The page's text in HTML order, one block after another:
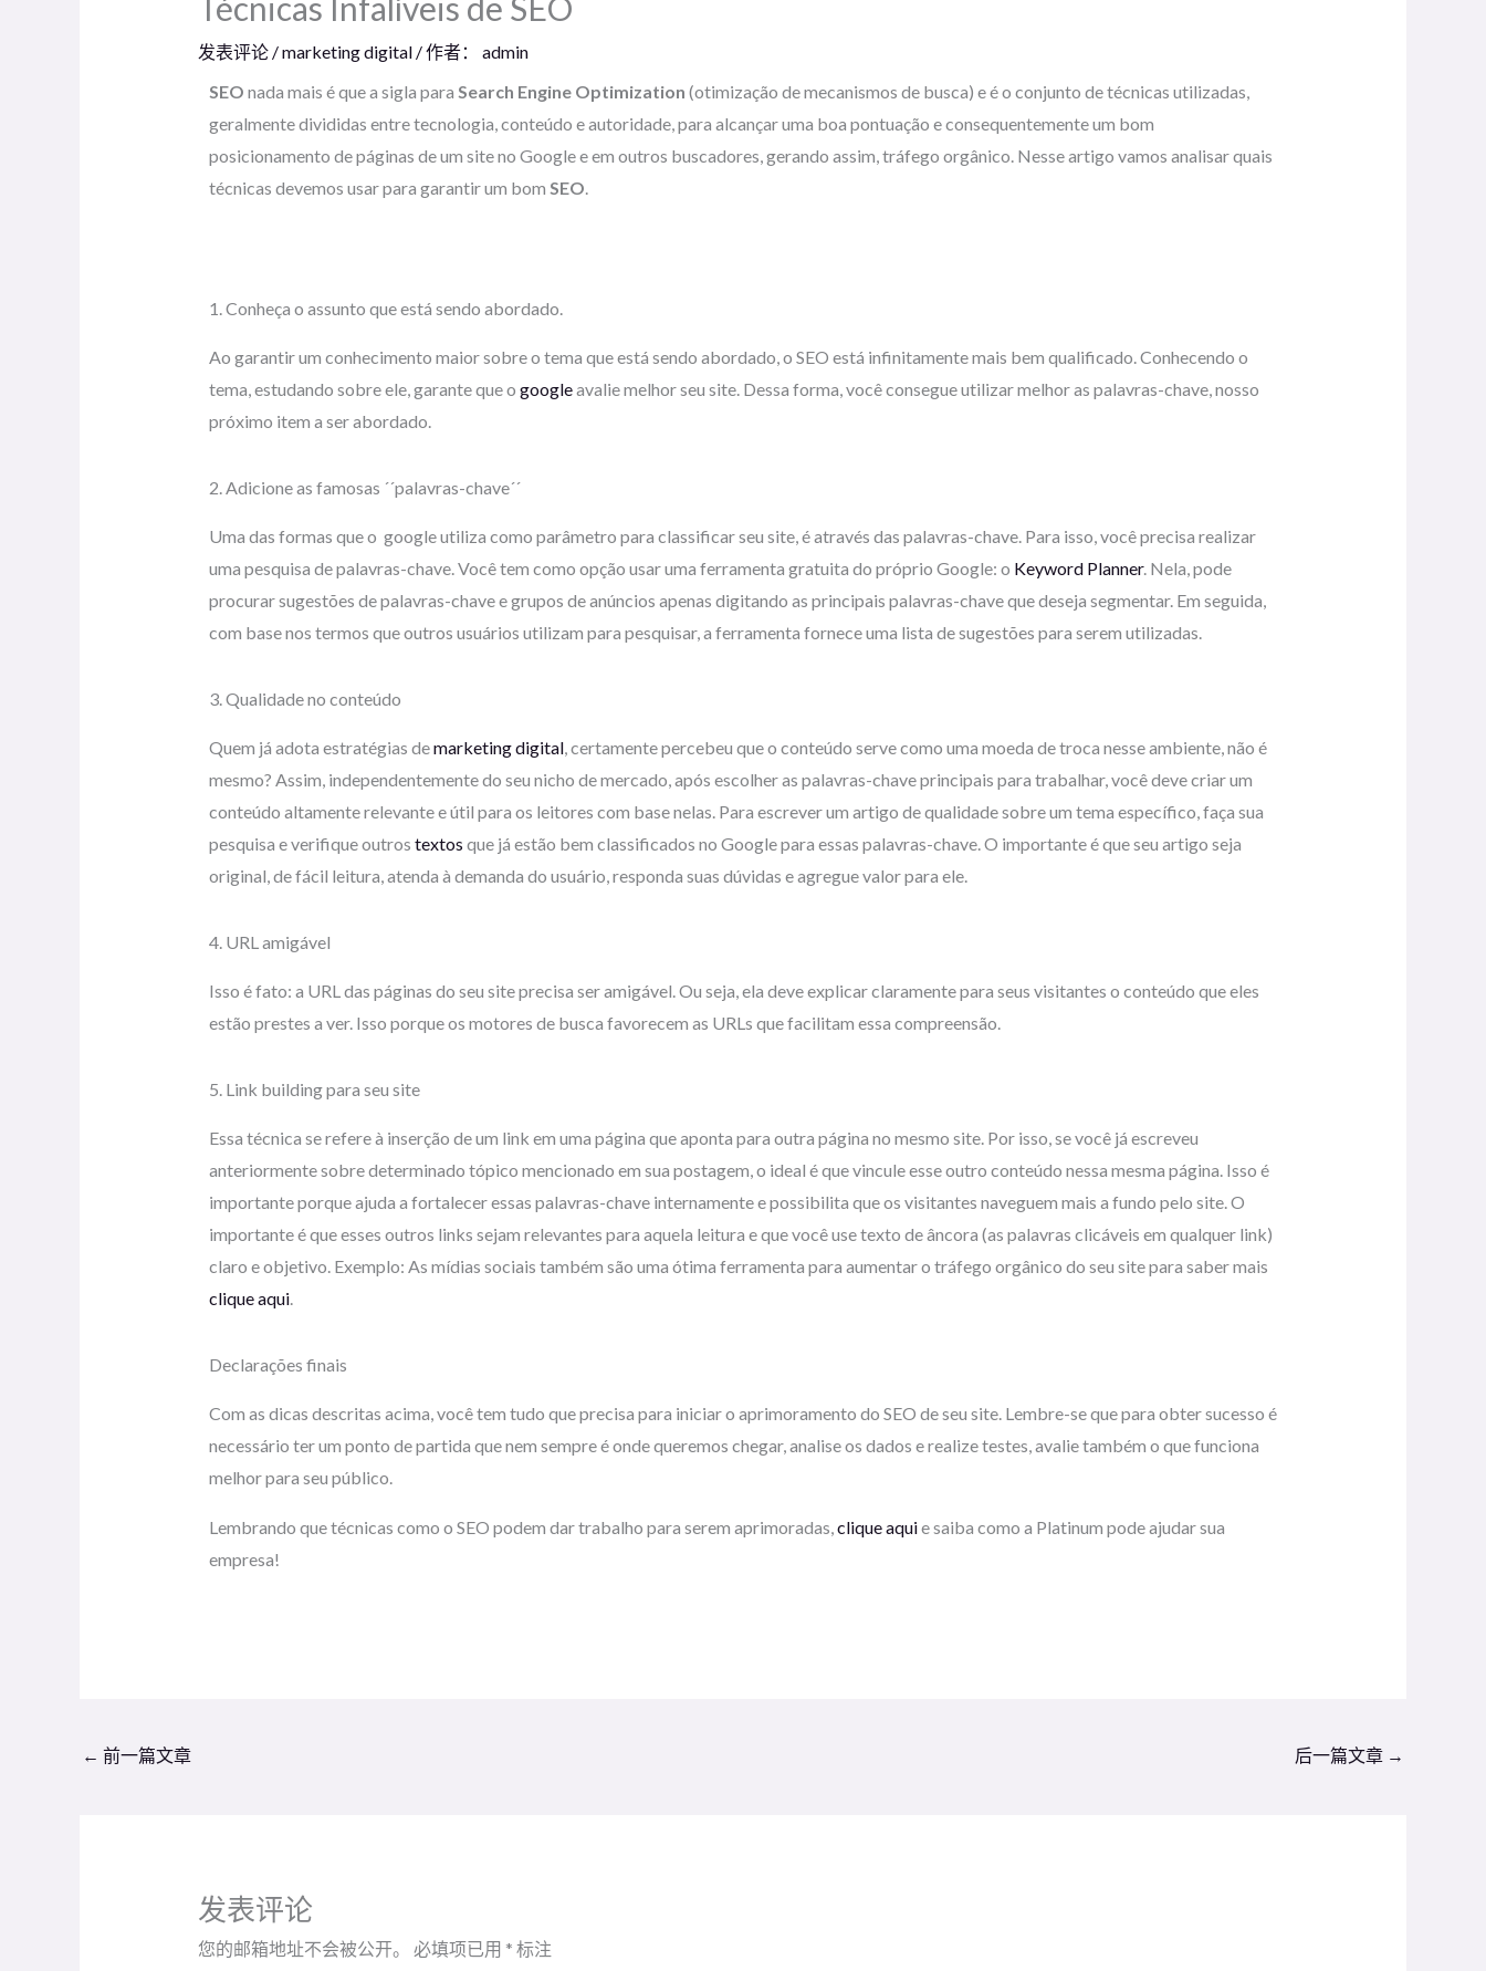
Técnicas Infalíveis de SEO
发表评论 /marketing digital/ 作者：
admin
SEO nada mais é que a sigla para Search Engine Optimization (otimização de mecanismos de busca) e é o conjunto de técnicas utilizadas,
geralmente divididas entre tecnologia, conteúdo e autoridade, para alcançar uma boa pontuação e consequentemente um bom
posicionamento de páginas de um site no Google e em outros buscadores, gerando assim, tráfego orgânico. Nesse artigo vamos analisar quais
técnicas devemos usar para garantir um bom SEO.
1. Conheça o assunto que está sendo abordado.
Ao garantir um conhecimento maior sobre o tema que está sendo abordado, o SEO está infinitamente mais bem qualificado. Conhecendo o
tema, estudando sobre ele, garante que o googleavalie melhor seu site. Dessa forma, você consegue utilizar melhor as palavras-chave, nosso
próximo item a ser abordado.
2. Adicione as famosas ´´palavras-chave´´
Uma das formas que o google utiliza como parâmetro para classificar seu site, é através das palavras-chave. Para isso, você precisa realizar
uma pesquisa de palavras-chave. Você tem como opção usar uma ferramenta gratuita do próprio Google: o Keyword Planner. Nela, pode
procurar sugestões de palavras-chave e grupos de anúncios apenas digitando as principais palavras-chave que deseja segmentar. Em seguida,
com base nos termos que outros usuários utilizam para pesquisar, a ferramenta fornece uma lista de sugestões para serem utilizadas.
3. Qualidade no conteúdo
Quem já adota estratégias demarketing digital, certamente percebeu que o conteúdo serve como uma moeda de troca nesse ambiente, não é
mesmo? Assim, independentemente do seu nicho de mercado, após escolher as palavras-chave principais para trabalhar, você deve criar um
conteúdo altamente relevante e útil para os leitores com base nelas. Para escrever um artigo de qualidade sobre um tema específico, faça sua
pesquisa e verifique outros textos que já estão bem classificados no Google para essas palavras-chave. O importante é que seu artigo seja
original, de fácil leitura, atenda à demanda do usuário, responda suas dúvidas e agregue valor para ele.
4. URL amigável
Isso é fato: a URL das páginas do seu site precisa ser amigável. Ou seja, ela deve explicar claramente para seus visitantes o conteúdo que eles
estão prestes a ver. Isso porque os motores de busca favorecem as URLs que facilitam essa compreensão.
5. Link building para seu site
Essa técnica se refere à inserção de um link em uma página que aponta para outra página no mesmo site. Por isso, se você já escreveu
anteriormente sobre determinado tópico mencionado em sua postagem, o ideal é que vincule esse outro conteúdo nessa mesma página. Isso é
importante porque ajuda a fortalecer essas palavras-chave internamente e possibilita que os visitantes naveguem mais a fundo pelo site. O
importante é que esses outros links sejam relevantes para aquela leitura e que você use texto de âncora (as palavras clicáveis em qualquer link)
claro e objetivo. Exemplo: As mídias sociais também são uma ótima ferramenta para aumentar o tráfego orgânico do seu site para saber mais
clique aqui.
Declarações finais
Com as dicas descritas acima, você tem tudo que precisa para iniciar o aprimoramento do SEO de seu site. Lembre-se que para obter sucesso é
necessário ter um ponto de partida que nem sempre é onde queremos chegar, analise os dados e realize testes, avalie também o que funciona
melhor para seu público.
Lembrando que técnicas como o SEO podem dar trabalho para serem aprimoradas,clique aquie saiba como a Platinum pode ajudar sua
empresa!
← 前一篇文章 后一篇文章 →
发表评论
您的邮箱地址不会被公开。 必填项已用 * 标注